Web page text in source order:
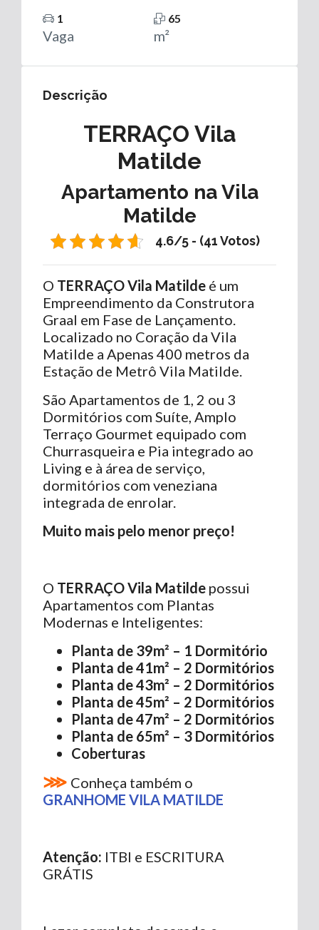
1
Vaga
65
m²
Descrição
TERRAÇO Vila
Matilde
Apartamento na Vila
Matilde
4.6/5 - (41 Votos)
O TERRAÇO Vila Matilde é um
Empreendimento da Construtora
Graal em Fase de Lançamento.
Localizado no Coração da Vila
Matilde a Apenas 400 metros da
Estação de Metrô Vila Matilde.
São Apartamentos de 1, 2 ou 3
Dormitórios com Suíte, Amplo
Terraço Gourmet equipado com
Churrasqueira e Pia integrado ao
Living e à área de serviço,
dormitórios com veneziana
integrada de enrolar.
Muito mais pelo menor preço!
O TERRAÇO Vila Matilde possui
Apartamentos com Plantas
Modernas e Inteligentes:
Planta de 39m² – 1 Dormitório
Planta de 41m² – 2 Dormitórios
Planta de 43m² – 2 Dormitórios
Planta de 45m² – 2 Dormitórios
Planta de 47m² – 2 Dormitórios
Planta de 65m² – 3 Dormitórios
Coberturas
⋙ Conheça também o
GRANHOME VILA MATILDE
Atenção: ITBI e ESCRITURA
GRÁTIS